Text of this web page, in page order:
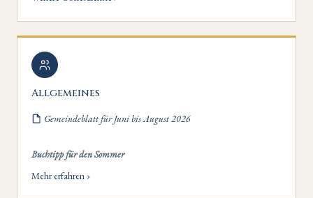
Allgemeines
Gemeindeblatt für Juni bis August 2026
Buchtipp für den Sommer
Mehr erfahren ›